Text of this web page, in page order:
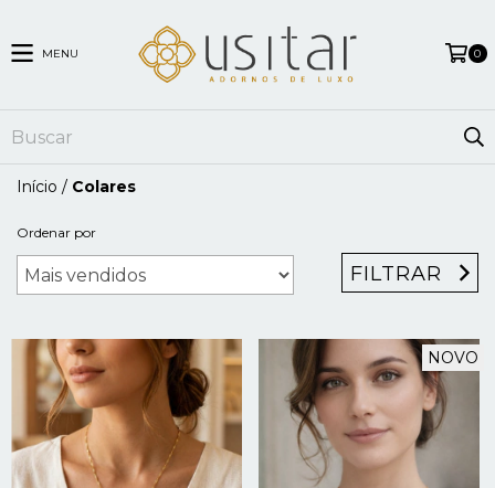
MENU 0
Início / Colares
Ordenar por
FILTRAR
NOVO